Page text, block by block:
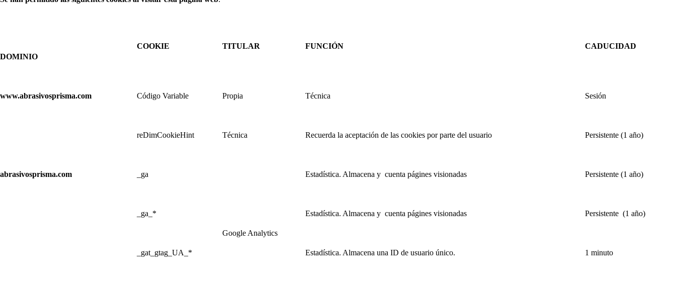
DOMINIO
COOKIE TITULAR FUNCIÓN CADUCIDAD
www.abrasivosprisma.com Código Variable Propia Técnica Sesión
reDimCookieHint Técnica Recuerda la aceptación de las cookies por parte del usuario Persistente (1 año)
abrasivosprisma.com _ga
Google Analytics
Estadística. Almacena y cuenta págines visionadas Persistente (1 año)
_ga_* Estadística. Almacena y cuenta págines visionadas Persistente (1 año)
_gat_gtag_UA_* Estadística. Almacena una ID de usuario único. 1 minuto